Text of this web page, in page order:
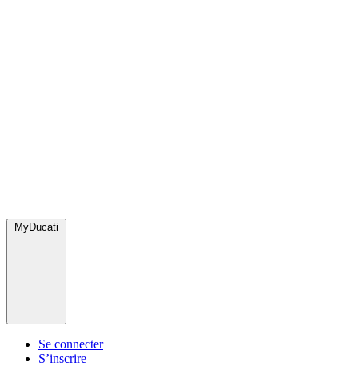
MyDucati
Se connecter
S’inscrire